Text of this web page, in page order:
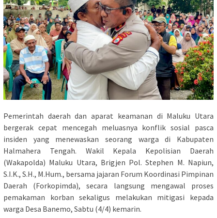
Pemerintah daerah dan aparat keamanan di Maluku Utara
bergerak cepat mencegah meluasnya konflik sosial pasca
insiden yang menewaskan seorang warga di Kabupaten
Halmahera Tengah. Wakil Kepala Kepolisian Daerah
(Wakapolda) Maluku Utara, Brigjen Pol. Stephen M. Napiun,
S.I.K., S.H., M.Hum., bersama jajaran Forum Koordinasi Pimpinan
Daerah (Forkopimda), secara langsung mengawal proses
pemakaman korban sekaligus melakukan mitigasi kepada
warga Desa Banemo, Sabtu (4/4) kemarin.